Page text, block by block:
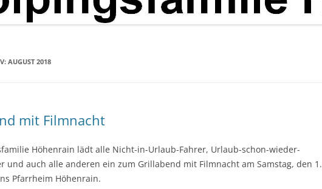
AUGUST 2018
mit Filmnacht
Höhenrain lädt alle Nicht-in-Urlaub-Fahrer, Urlaub-schon-wieder-
und auch alle anderen ein zum Grillabend mit Filmnacht am Samstag, den 1.
Pfarrheim Höhenrain.